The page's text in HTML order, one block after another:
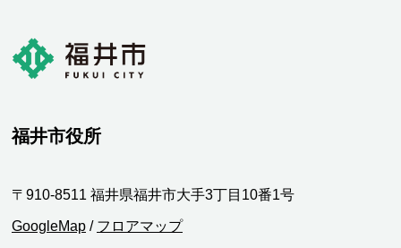
福井市役所
〒910-8511 福井県福井市大手3丁目10番1号
GoogleMap / フロアマップ